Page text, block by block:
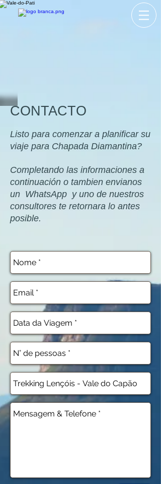
CONTACTO
Listo para comenzar a planificar su
viaje para Chapada Diamantina?
Completando las informaciones a
continuación o tambien envianos
un WhatsApp y uno de nuestros
consultores te retornara lo antes
posible.